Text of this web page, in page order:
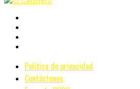
Política de privacidad
Contáctenos